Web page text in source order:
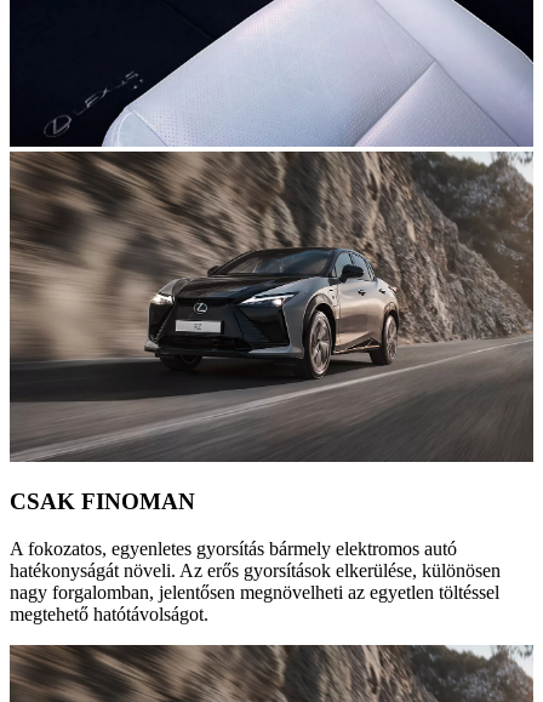
CSAK FINOMAN
A fokozatos, egyenletes gyorsítás bármely elektromos autó
hatékonyságát növeli. Az erős gyorsítások elkerülése, különösen
nagy forgalomban, jelentősen megnövelheti az egyetlen töltéssel
megtehető hatótávolságot.